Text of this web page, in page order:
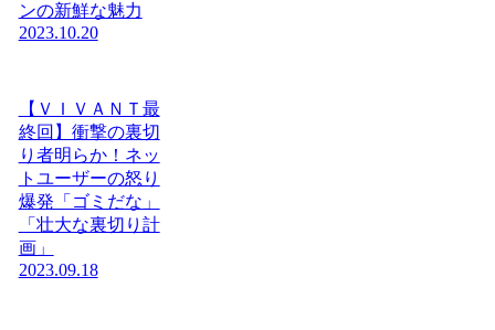
ンの新鮮な魅力
2023.10.20
【ＶＩＶＡＮＴ最
終回】衝撃の裏切
り者明らか！ネッ
トユーザーの怒り
爆発「ゴミだな」
「壮大な裏切り計
画」
2023.09.18